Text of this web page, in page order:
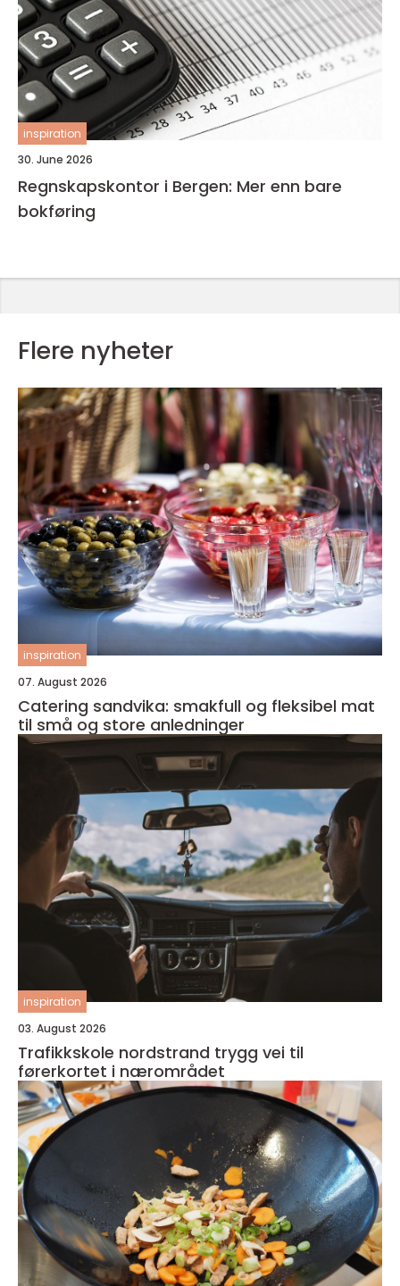
inspiration
30. June 2026
Regnskapskontor i Bergen: Mer enn bare
bokføring
Flere nyheter
inspiration
07. August 2026
Catering sandvika: smakfull og fleksibel mat
til små og store anledninger
inspiration
03. August 2026
Trafikkskole nordstrand trygg vei til
førerkortet i nærområdet